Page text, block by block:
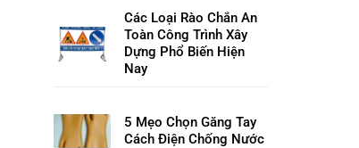
Các Loại Rào Chắn An
Toàn Công Trình Xây
Dựng Phổ Biến Hiện
Nay
5 Mẹo Chọn Găng Tay
Cách Điện Chống Nước